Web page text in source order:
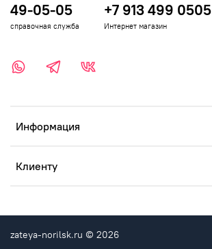
Информация
Клиенту
49-05-05
справочная служба
+7 913 499 0505
Интернет магазин
zateya-norilsk.ru © 2026